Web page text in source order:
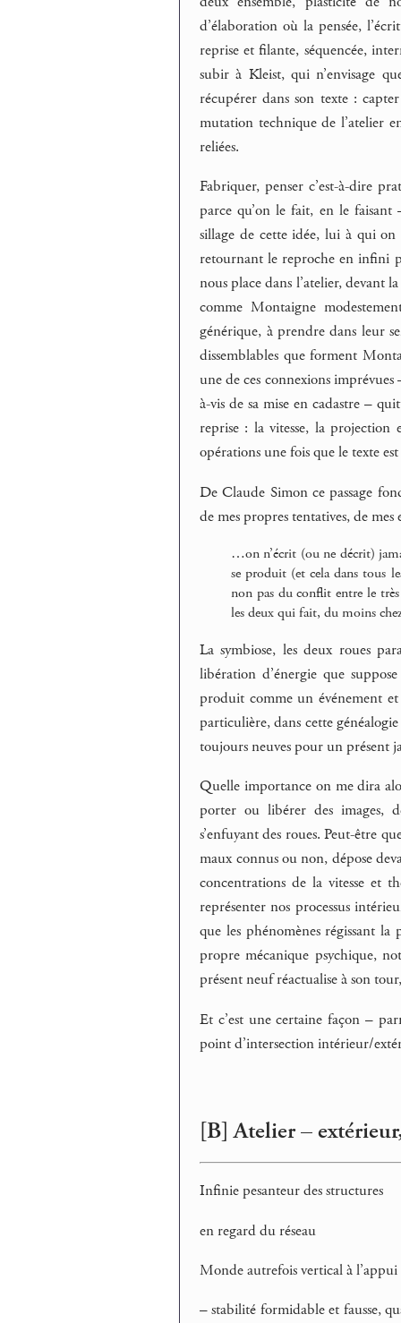
d’élaboration où la pensée,
reprise et filante, séquencée,
subir à Kleist, qui n’envisage
récupérer dans son texte :
mutation technique de l’atelier
reliées.
Fabriquer, penser c’est-à-dire
parce qu’on le fait, en le
sillage de cette idée, lui à qui
retournant le reproche en infini
nous place dans l’atelier, devant
comme Montaigne
générique, à prendre dans leur
dissemblables que forment
une de ces connexions
à-vis de sa mise en cadastre –
reprise : la vitesse, la projection
opérations une fois que le texte
De Claude Simon ce passage
de mes propres tentatives, de mes
…on n’écrit (ou ne décrit)
se produit (et cela dans tous
non pas du conflit entre le
les deux qui fait, du moins
La symbiose, les deux roues
libération d’énergie que
produit comme un événement
particulière, dans cette
toujours neuves pour un présent
Quelle importance on me dira
porter ou libérer des images,
s’enfuyant des roues. Peut-être
maux connus ou non, dépose
concentrations de la vitesse et
représenter nos processus
que les phénomènes régissant la
propre mécanique psychique,
présent neuf réactualise à son
Et c’est une certaine façon –
point d’intersection intérieur/
[B] Atelier –
Infinie pesanteur des structures
en regard du réseau
Monde autrefois vertical à l’appui
– stabilité formidable et fausse,